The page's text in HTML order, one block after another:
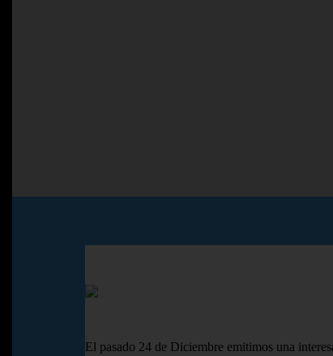
El pasado 24 de Diciembre emitimos una